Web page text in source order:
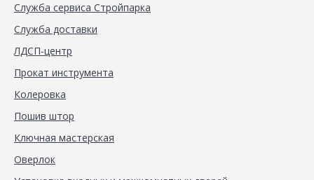
Служба сервиса Стройпарка
Служба доставки
ЛДСП-центр
Прокат инструмента
Колеровка
Пошив штор
Ключная мастерская
Оверлок